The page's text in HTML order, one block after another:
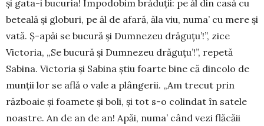
și gata-i bucuria! Împodobim brăduții: pe ăl din casă cu
beteală și globuri, pe ăl de afară, ăla viu, numa’ cu mere și
vată. Ș-apăi se bucură și Dum­nezeu dră­gu­țu’!”, zice
Victoria, „Se bu­cură și Dum­ne­zeu dră­guțu’!”, repetă
Sabina. Victoria și Sabina știu foarte bine că dincolo de
munții lor se află o vale a plânge­rii. „Am trecut prin
războaie și foamete și boli, și tot s-o colindat în satele
noas­tre. An de an de an! Apăi, numa’ când vezi flăcăii